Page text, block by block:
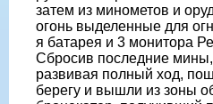
затем из минометов и
огонь выделенные для
я батарея и 3 монитора
Сбросив последние мины,
развивая полный ход,
берегу и вышли из зоны